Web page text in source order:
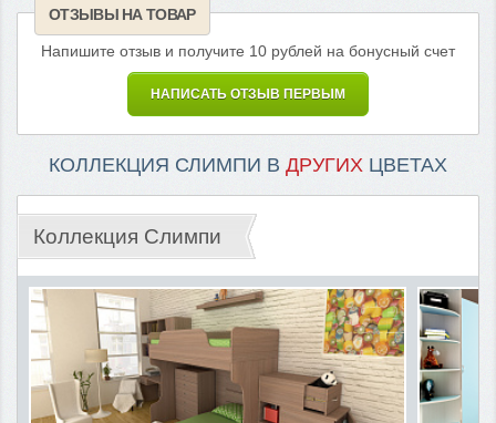
ОТЗЫВЫ НА ТОВАР
Напишите отзыв и получите 10 рублей на бонусный счет
НАПИСАТЬ ОТЗЫВ ПЕРВЫМ
КОЛЛЕКЦИЯ СЛИМПИ В ДРУГИХ ЦВЕТАХ
Коллекция Слимпи